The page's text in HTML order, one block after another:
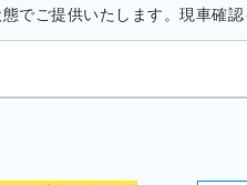
でご提供いたします。現車確